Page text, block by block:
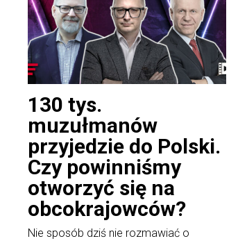
130 tys.
muzułmanów
przyjedzie do Polski.
Czy powinniśmy
otworzyć się na
obcokrajowców?
Nie sposób dziś nie rozmawiać o